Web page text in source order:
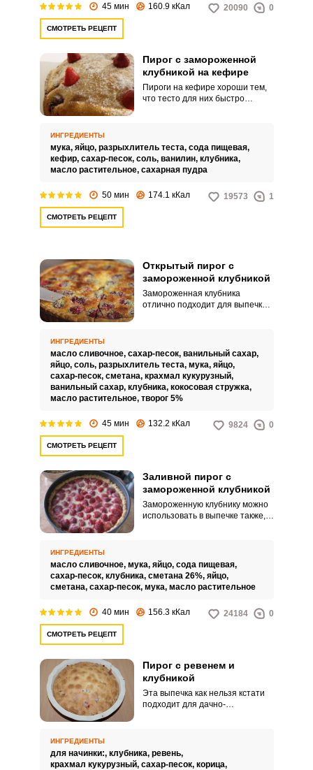
45 мин 160.9 кКал 20090 0
СМОТРЕТЬ РЕЦЕПТ
Пирог с замороженной
клубникой на кефире
Пироги на кефире хороши тем,
что тесто для них быстро
пористым и чуть влажным, а
корочка – мягкой и румяной.
ИНГРЕДИЕНТЫ
мука, яйцо, разрыхлитель теста, сода пищевая,
кефир, сахар-песок, соль, ванилин, клубника,
масло растительное, сахарная пудра
50 мин 174.1 кКал 19573 1
СМОТРЕТЬ РЕЦЕПТ
Открытый пирог с
замороженной клубникой
Замороженная клубника
отлично подходит для выпечки
выделившийся в процессе,
обязательно слить, чтобы в
начинку не попало слишком
много влаги.
ИНГРЕДИЕНТЫ
масло сливочное, сахар-песок, ванильный сахар,
яйцо, соль, разрыхлитель теста, мука, яйцо,
сахар-песок, сметана, крахмал кукурузный,
ванильный сахар, клубника, кокосовая стружка,
масло растительное, творог 5%
45 мин 132.2 кКал 9824 0
СМОТРЕТЬ РЕЦЕПТ
Заливной пирог с
замороженной клубникой
Замороженную клубнику можно
использовать в выпечке также,
ИНГРЕДИЕНТЫ
масло сливочное, мука, яйцо, сода пищевая,
сахар-песок, клубника, сметана 26%, яйцо,
сметана, сахар-песок, мука, масло растительное
40 мин 156.3 кКал 24184 0
СМОТРЕТЬ РЕЦЕПТ
Пирог с ревенем и
клубникой
Эта выпечка как нельзя кстати
подходит для дачно-
всегда есть свежая клубничка и
ревень.
ИНГРЕДИЕНТЫ
для начинки:, клубника, ревень,
крахмал кукурузный, сахар-песок, корица,